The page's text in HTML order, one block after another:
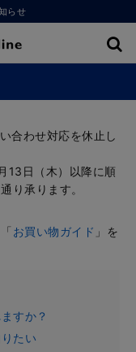
らせ
合わせ対応を休止し
13日（木）以降に順
り承ります。
「お買い物ガイド 」を
すか？
たい